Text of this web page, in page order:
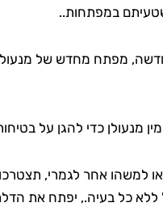
במפתחות..
מפתח מחדש של מנעול
מנעולן כדי להגן על
למשהו אחר לגמרי, תצטרכו
כל בעיה., יפתח את